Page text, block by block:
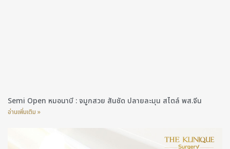
Semi Open หมอนาบี : จมูกสวย สันชัด ปลายละมุน สไตล์ พส.จีน
อ่านเพิ่มเติม »